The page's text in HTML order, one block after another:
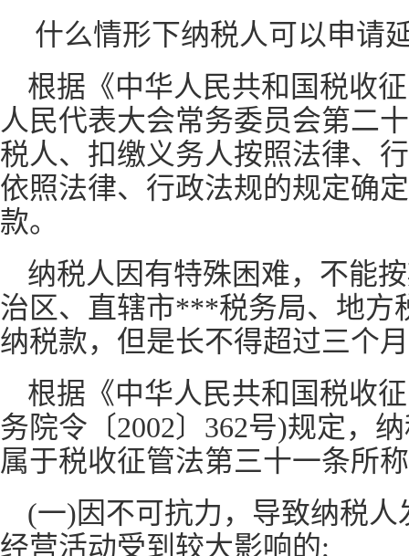
什么情形下纳税人可以申请
根据《中华人民共和国税收
人民代表大会常务委员会第二
税人、扣缴义务人按照法律、
依照法律、行政法规的规定确
款。
纳税人因有特殊困难，不能
治区、直辖市***税务局、地方
纳税款，但是长不得超过三个
根据《中华人民共和国税收
务院令〔2002〕362号)规定，
属于税收征管法第三十一条所
(一)因不可抗力，导致纳税
经营活动受到较大影响的;